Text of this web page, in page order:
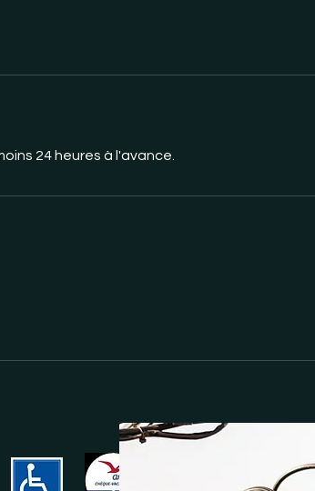
24 heures à l'avance.